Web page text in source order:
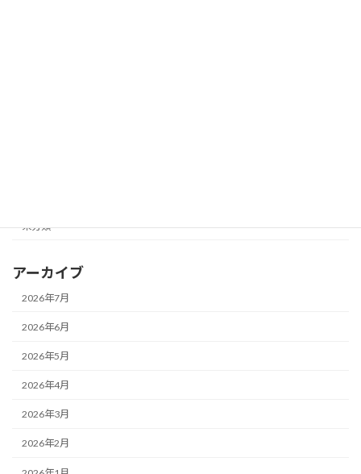
未分類
アーカイブ
2026年7月
2026年6月
2026年5月
2026年4月
2026年3月
2026年2月